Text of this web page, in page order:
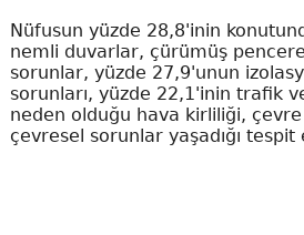
Nüfusun yüzde 28,8'inin
nemli duvarlar, çürümüş
sorunlar, yüzde 27,9'unun
sorunları, yüzde 22,1'inin trafik
neden olduğu hava kirliliği,
çevresel sorunlar yaşadığı tespit